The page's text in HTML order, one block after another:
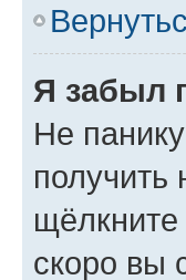
Я забыл
Не
скоро вы